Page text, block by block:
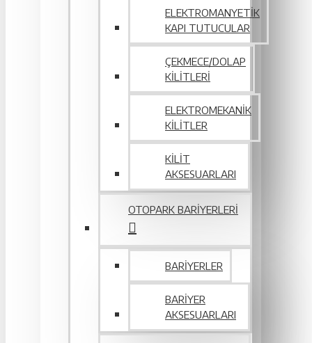
ELEKTROMANYETIK
KAPI TUTUCULAR
ÇEKMECE/DOLAP
KILITLERI
ELEKTROMEKANIK
KILITLER
KILIT
AKSESUARLARI
OTOPARK BARIYERLERI
BARIYERLER
BARIYER
AKSESUARLARI